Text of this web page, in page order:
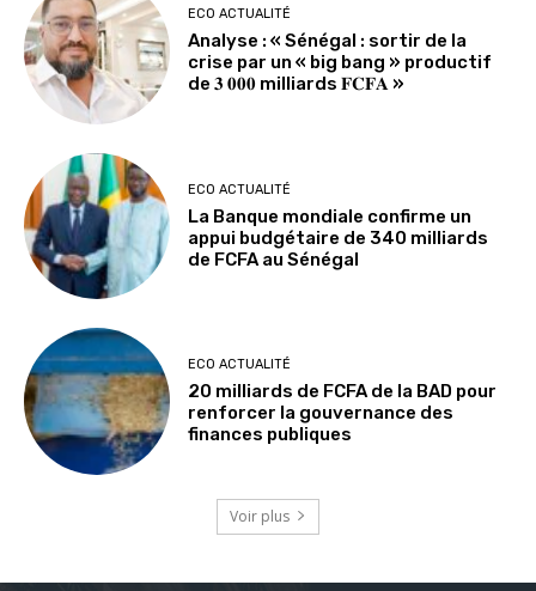
ECO ACTUALITÉ
Analyse : « Sénégal : sortir de la
crise par un « big bang » productif
de 𝟑 𝟎𝟎𝟎 milliards 𝐅𝐂𝐅𝐀 »
ECO ACTUALITÉ
La Banque mondiale confirme un
appui budgétaire de 340 milliards
de FCFA au Sénégal
ECO ACTUALITÉ
20 milliards de FCFA de la BAD pour
renforcer la gouvernance des
finances publiques
Voir plus